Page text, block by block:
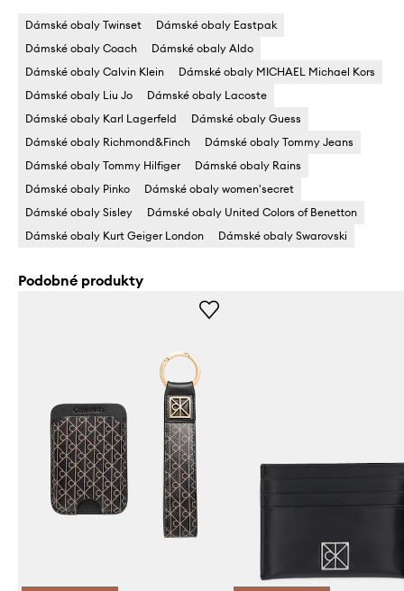
Dámské obaly Twinset
Dámské obaly Eastpak
Dámské obaly Coach
Dámské obaly Aldo
Dámské obaly Calvin Klein
Dámské obaly MICHAEL Michael Kors
Dámské obaly Liu Jo
Dámské obaly Lacoste
Dámské obaly Karl Lagerfeld
Dámské obaly Guess
Dámské obaly Richmond&Finch
Dámské obaly Tommy Jeans
Dámské obaly Tommy Hilfiger
Dámské obaly Rains
Dámské obaly Pinko
Dámské obaly women'secret
Dámské obaly Sisley
Dámské obaly United Colors of Benetton
Dámské obaly Kurt Geiger London
Dámské obaly Swarovski
Podobné produkty